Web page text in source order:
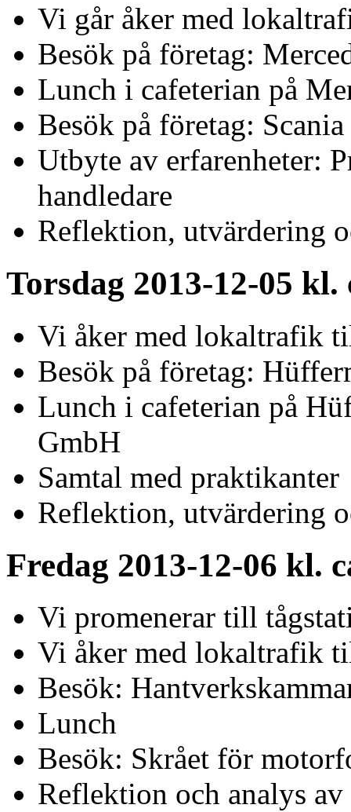
Vi går åker med
Besök på företag:
Lunch i cafeterian på
Besök på företag:
Utbyte av erfarenheter:
handledare
Reflektion, utvärdering
Torsdag 2013-12-05 kl.
Vi åker med lokaltrafik
Besök på företag:
Lunch i cafeterian på
GmbH
Samtal med praktikanter
Reflektion, utvärdering
Fredag 2013-12-06 kl.
Vi promenerar till
Vi åker med lokaltrafik
Besök:
Lunch
Besök: Skrået för
Reflektion och analys av